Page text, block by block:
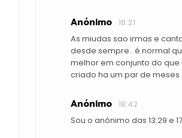
Anónimo 18:21
As miudas sao irmas e
desde sempre.. é normal
melhor em conjunto do que
criado ha um par de meses
Anónimo 18:42
Sou o anónimo das 13:29 e